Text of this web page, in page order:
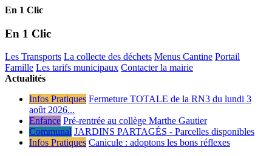
En 1 Clic
En 1 Clic
Les Transports La collecte des déchets Menus Cantine Portail
Famille Les tarifs municipaux Contacter la mairie
Actualités
Infos Pratiques Fermeture TOTALE de la RN3 du lundi 3
août 2026...
Enfance Pré-rentrée au collège Marthe Gautier
Communal JARDINS PARTAGÉS - Parcelles disponibles
Infos Pratiques Canicule : adoptons les bons réflexes